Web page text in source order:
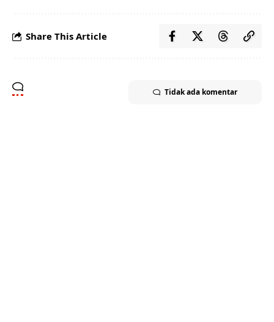
Share This Article
Tidak ada komentar